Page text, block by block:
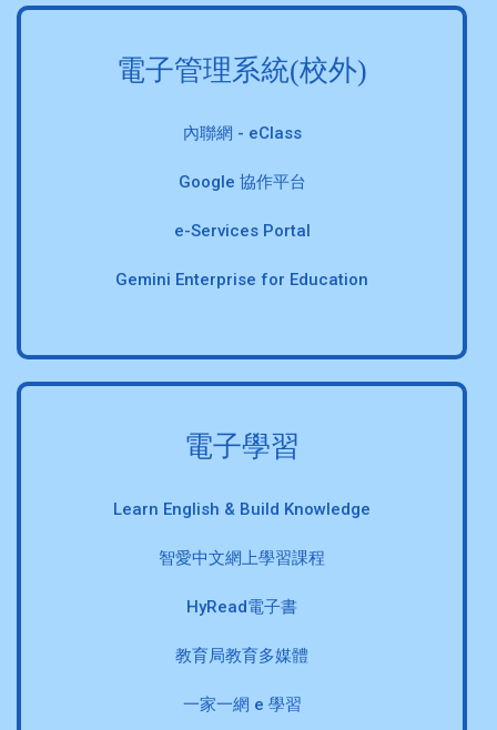
電子管理系統(校外)
內聯網 - eClass
Google 協作平台
e-Services Portal
Gemini Enterprise for Education
電子學習
Learn English & Build Knowledge
智愛中文網上學習課程
HyRead電子書
教育局教育多媒體
一家一網 e 學習